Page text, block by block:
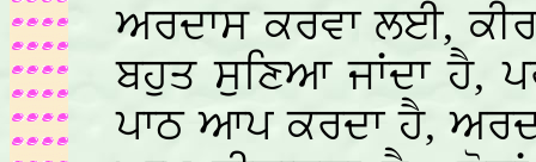
ਅਰਦਾਸ ਕਰਵਾ ਲਈ,
ਬਹੁਤ ਸੁਣਿਆ ਜਾਂਦਾ ਹੈ,
ਪਾਠ ਆਪ ਕਰਦਾ ਹੈ,